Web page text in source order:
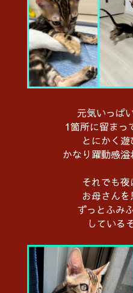
元気いっぱ
1箇所に留まっ
とにかく
かなり躍動感
それでも
お母さん
ずっとふみ
している